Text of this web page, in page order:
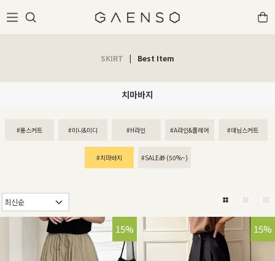
SKIRT | Best Item
치마바지
#롱스커트 #미니&미디 #H라인 #A라인&플레어 #데님스커트
#치마바지 #SALE🎁 (50%~)
15% 15%